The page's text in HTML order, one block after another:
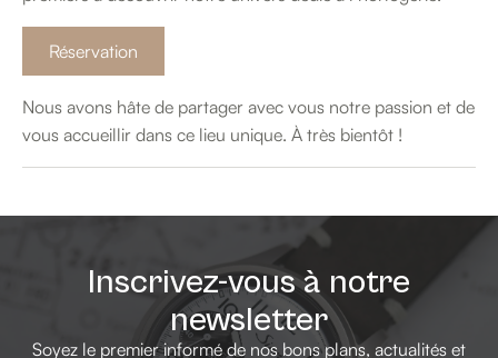
Réservation
Nous avons hâte de partager avec vous notre passion et de
vous accueillir dans ce lieu unique. À très bientôt !
Inscrivez-vous à notre
newsletter
Soyez le premier informé de nos bons plans, actualités et